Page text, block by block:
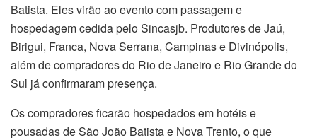
Batista. Eles virão ao evento com passagem e
hospedagem cedida pelo Sincasjb. Produtores de Jaú,
Birigui, Franca, Nova Serrana, Campinas e Divinópolis,
além de compradores do Rio de Janeiro e Rio Grande do
Sul já confirmaram presença.
Os compradores ficarão hospedados em hotéis e
pousadas de São João Batista e Nova Trento, o que